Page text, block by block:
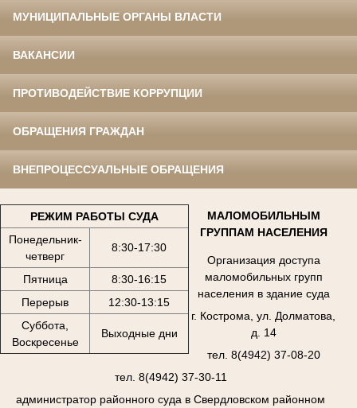
МУНИЦИПАЛЬНЫЕ ОРГАНЫ ВЛАСТИ
ВАКАНСИИ
ПРОТИВОДЕЙСТВИЕ КОРРУПЦИИ
ОБРАЩЕНИЯ ГРАЖДАН
ВНЕПРОЦЕССУАЛЬНЫЕ ОБРАЩЕНИЯ
РЕЖИМ РАБОТЫ СУДА
Понедельник-
четверг
8:30-17:30
Пятница
8:30-16:15
Перерыв
12:30-13:15
Суббота,
Воскресенье
Выходные дни
МАЛОМОБИЛЬНЫМ
ГРУППАМ НАСЕЛЕНИЯ
Организация доступа
маломобильных групп
населения в здание суда
г. Кострома, ул. Долматова,
д. 14
тел. 8(4942) 37-08-20
тел. 8(4942) 37-30-11
администратор районного суда в Свердловском районном